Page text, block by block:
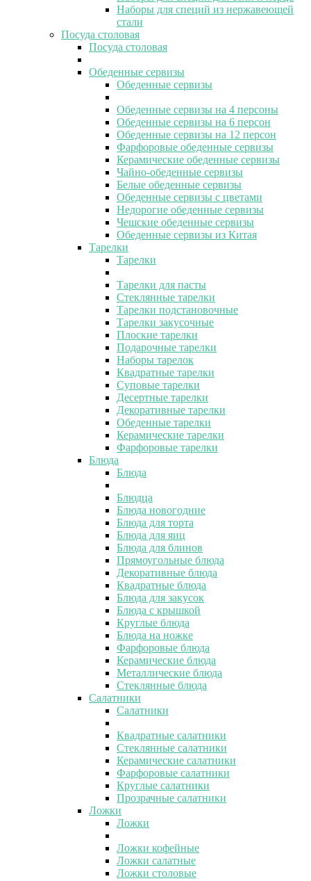
Наборы для специй из нержавеющей
стали
Посуда столовая
Посуда столовая
Обеденные сервизы
Обеденные сервизы
Обеденные сервизы на 4 персоны
Обеденные сервизы на 6 персон
Обеденные сервизы на 12 персон
Фарфоровые обеденные сервизы
Керамические обеденные сервизы
Чайно-обеденные сервизы
Белые обеденные сервизы
Обеденные сервизы с цветами
Недорогие обеденные сервизы
Чешские обеденные сервизы
Обеденные сервизы из Китая
Тарелки
Тарелки
Тарелки для пасты
Стеклянные тарелки
Тарелки подстановочные
Тарелки закусочные
Плоские тарелки
Подарочные тарелки
Наборы тарелок
Квадратные тарелки
Суповые тарелки
Десертные тарелки
Декоративные тарелки
Обеденные тарелки
Керамические тарелки
Фарфоровые тарелки
Блюда
Блюда
Блюдца
Блюда новогодние
Блюда для торта
Блюда для яиц
Блюда для блинов
Прямоугольные блюда
Декоративные блюда
Квадратные блюда
Блюда для закусок
Блюда с крышкой
Круглые блюда
Блюда на ножке
Фарфоровые блюда
Керамические блюда
Металлические блюда
Стеклянные блюда
Салатники
Салатники
Квадратные салатники
Стеклянные салатники
Керамические салатники
Фарфоровые салатники
Круглые салатники
Прозрачные салатники
Ложки
Ложки
Ложки кофейные
Ложки салатные
Ложки столовые